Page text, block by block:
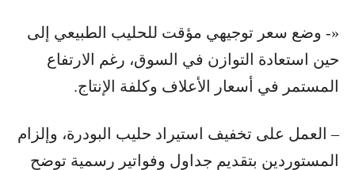
«- وضع سعر توجيهي مؤقت للحليب الطبيعي إلى
حين استعادة التوازن في السوق، رغم الارتفاع
المستمر في أسعار الأعلاف وكلفة الإنتاج.
– العمل على تخفيف استيراد حليب البودرة، وإلزام
المستوردين بتقديم جداول وفواتير رسمية توضح